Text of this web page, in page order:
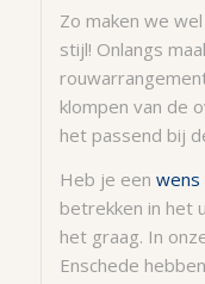
Zo maken we
stijl! Onlangs
klompen van de
het passend bij
Heb je een wens
betrekken in het
het graag. In
Enschede